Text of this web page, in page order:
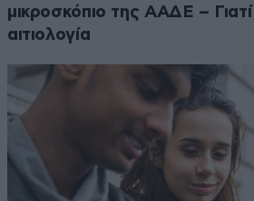
μικροσκόπιο της ΑΑΔΕ – Γιατί
αιτιολογία